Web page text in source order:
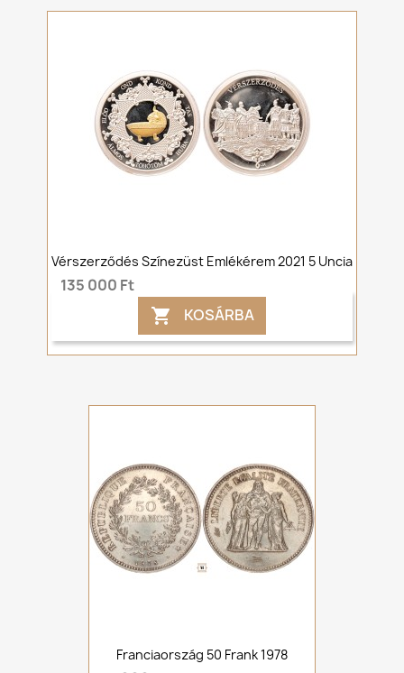
Vérszerződés Színezüst Emlékérem 2021 5 Uncia
135 000 Ft
 KOSÁRBA
Franciaország 50 Frank 1978